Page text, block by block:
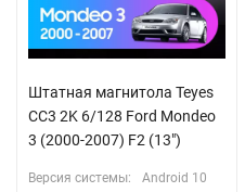
Штатная магнитола Teyes
CC3 2K 6/128 Ford Mondeo
3 (2000-2007) F2 (13")
Версия системы: Android 10